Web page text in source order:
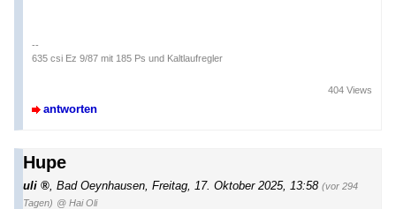
--
635 csi Ez 9/87 mit 185 Ps und Kaltlaufregler
antworten
404 Views
Hupe
uli Bad Oeynhausen Freitag, 17. Oktober 2025, 13:58 (vor 294
Tagen) @ Hai Oli